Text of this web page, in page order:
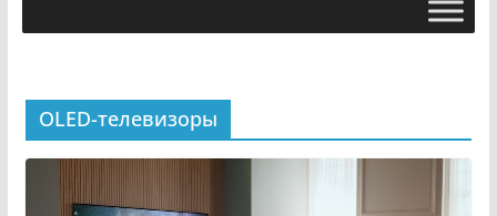
OLED-телевизоры